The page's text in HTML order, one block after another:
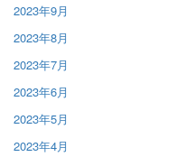
2023年9月
2023年8月
2023年7月
2023年6月
2023年5月
2023年4月